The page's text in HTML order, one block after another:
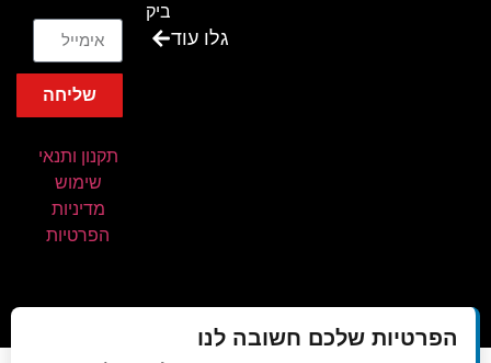
ביקור
בכנסגלו עוד
שליחה
תקנון ותנאי
שימוש
מדיניות
הפרטיות
הפרטיות שלכם חשובה לנו